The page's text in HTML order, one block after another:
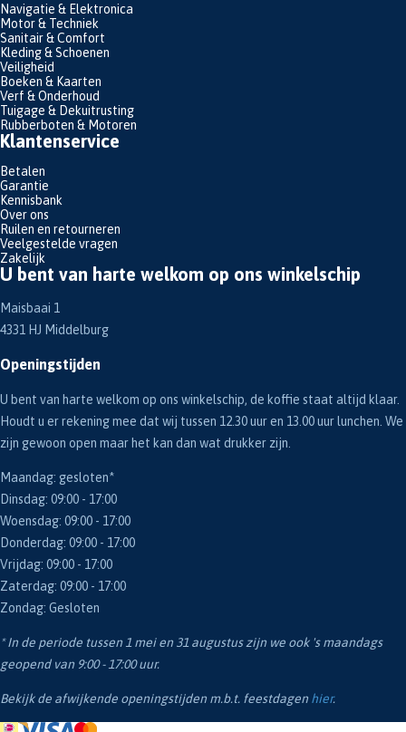
Navigatie & Elektronica
Motor & Techniek
Sanitair & Comfort
Kleding & Schoenen
Veiligheid
Boeken & Kaarten
Verf & Onderhoud
Tuigage & Dekuitrusting
Rubberboten & Motoren
Klantenservice
Betalen
Garantie
Kennisbank
Over ons
Ruilen en retourneren
Veelgestelde vragen
Zakelijk
U bent van harte welkom op ons winkelschip
Maisbaai 1
4331 HJ Middelburg
Openingstijden
U bent van harte welkom op ons winkelschip, de koffie staat altijd klaar.
Houdt u er rekening mee dat wij tussen 12.30 uur en 13.00 uur lunchen. We
zijn gewoon open maar het kan dan wat drukker zijn.
Maandag: gesloten*
Dinsdag: 09:00 - 17:00
Woensdag: 09:00 - 17:00
Donderdag: 09:00 - 17:00
Vrijdag: 09:00 - 17:00
Zaterdag: 09:00 - 17:00
Zondag: Gesloten
* In de periode tussen 1 mei en 31 augustus zijn we ook 's maandags
geopend van 9:00 - 17:00 uur.
Bekijk de afwijkende openingstijden m.b.t. feestdagen hier.